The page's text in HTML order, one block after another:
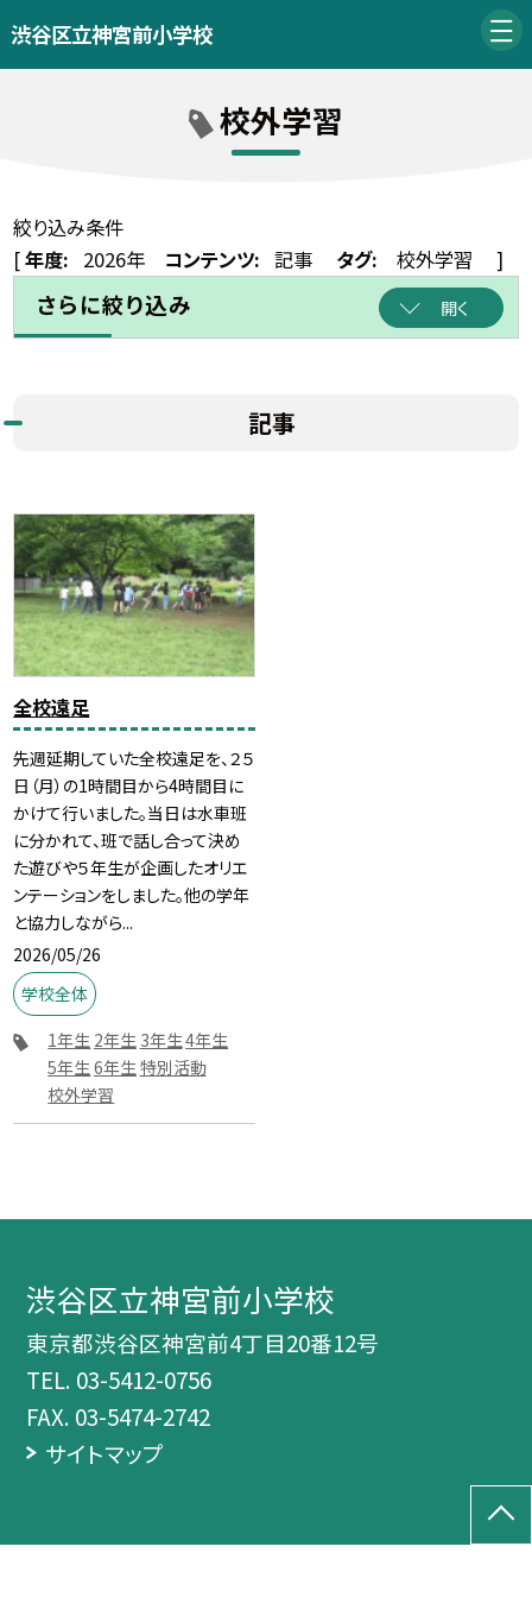
渋谷区立神宮前小学校
校外学習
絞り込み条件
[年度: 2026年 コンテンツ: 記事 タグ: 校外学習 ]
さらに絞り込み 開く
記事
全校遠足
先週延期していた全校遠足を、２５
日（月）の1時間目から4時間目に
かけて行いました。当日は水車班
に分かれて、班で話し合って決め
た遊びや５年生が企画したオリエ
ンテーションをしました。他の学年
と協力しながら...
2026/05/26
学校全体
1年生 2年生 3年生4年生
5年生6年生特別活動
校外学習
渋谷区立神宮前小学校
東京都渋谷区神宮前4丁目20番12号
TEL. 03-5412-0756
FAX. 03-5474-2742
サイトマップ